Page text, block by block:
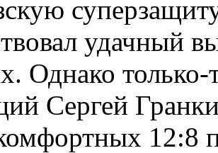
удачный
Однако только-
Сергей
12:8